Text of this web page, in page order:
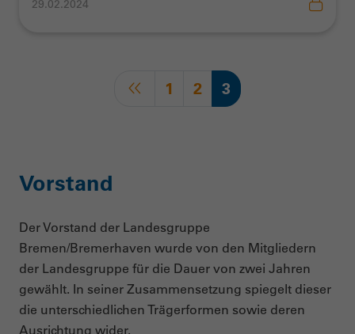
29.02.2024
1 2 3
Vorstand
Der Vorstand der Landesgruppe
Bremen/Bremerhaven wurde von den Mitgliedern
der Landesgruppe für die Dauer von zwei Jahren
gewählt. In seiner Zusammensetzung spiegelt dieser
die unterschiedlichen Trägerformen sowie deren
Ausrichtung wider.